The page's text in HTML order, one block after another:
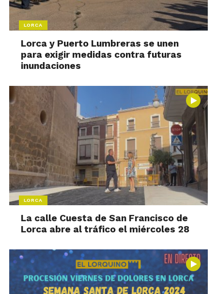
LORCA
Lorca y Puerto Lumbreras se unen
para exigir medidas contra futuras
inundaciones
LORCA
La calle Cuesta de San Francisco de
Lorca abre al tráfico el miércoles 28